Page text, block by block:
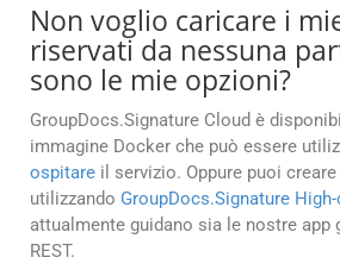
Non voglio caricare i
riservati da nessuna
sono le mie opzioni?
GroupDocs.Signature Cloud è
immagine Docker che può essere
ospitare il servizio. Oppure puoi
utilizzando GroupDocs.Signature
attualmente guidano sia le nostre app
REST.